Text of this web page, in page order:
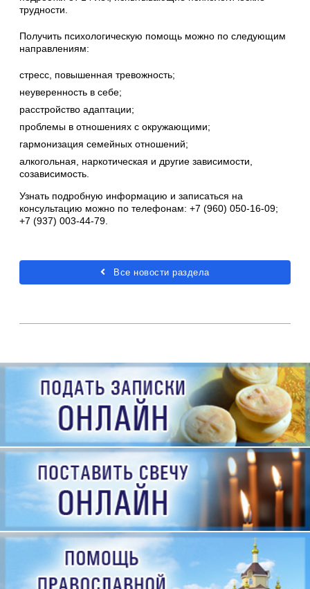
трудности.
Получить психологическую помощь можно по следующим
направлениям:
стресс, повышенная тревожность;
неуверенность в себе;
расстройство адаптации;
проблемы в отношениях с окружающими;
гармонизация семейных отношений;
алкогольная, наркотическая и другие зависимости,
созависимость.
Узнать подробную информацию и записаться на
консультацию можно по телефонам: +7 (960) 050-16-09;
+7 (937) 003-44-79.
Все новости раздела